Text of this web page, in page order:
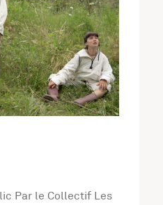
Par le Collectif Les